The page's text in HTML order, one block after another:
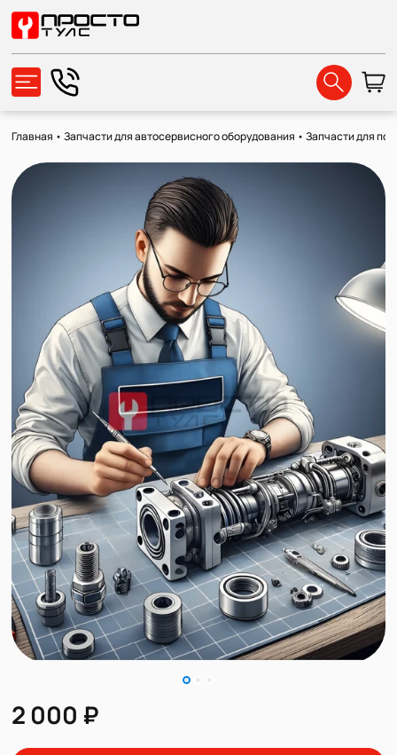
Главная •Запчасти для автосервисного оборудования •Запчасти для
2 000 ₽